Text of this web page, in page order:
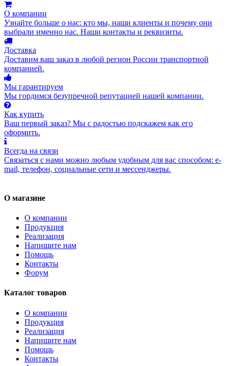
О компании
Узнайте больше о нас: кто мы, наши клиенты и почему они
выбрали именно нас. Наши контакты и реквизиты.
Доставка
Доставим ваш заказ в любой регион России транспортной
компанией.
Мы гарантируем
Мы гордимся безупречной репутацией нашей компании.
Как купить
Ваш первый заказ? Мы с радостью подскажем как его
оформить.
Всегда на связи
Связаться с нами можно любым удобным для вас способом: e-
mail, телефон, социальные сети и мессенджеры.
О магазине
О компании
Продукция
Реализация
Напишите нам
Помощь
Контакты
Форум
Каталог товаров
О компании
Продукция
Реализация
Напишите нам
Помощь
Контакты